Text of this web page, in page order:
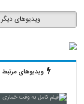
ویدیوهای دیگر
ویدیوهای مرتبط